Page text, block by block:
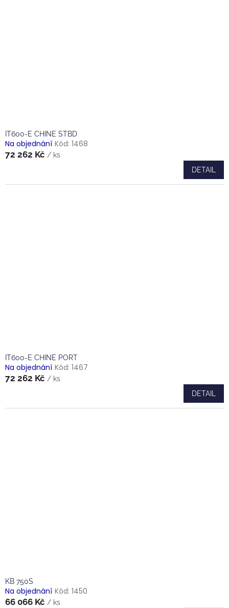
IT600-E CHINE STBD
Na objednání Kód: 1468
72 262 Kč / ks
DETAIL
IT600-E CHINE PORT
Na objednání Kód: 1467
72 262 Kč / ks
DETAIL
KB 750S
Na objednání Kód: 1450
66 066 Kč / ks